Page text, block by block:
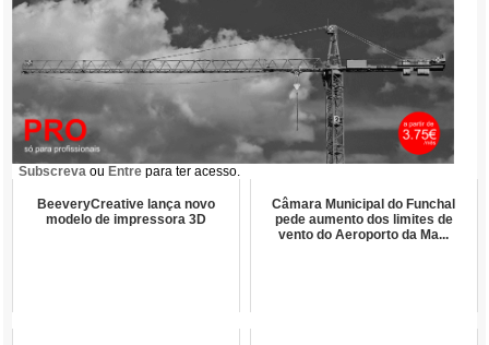
Subscreva ou Entre para ter acesso.
BeeveryCreative lança novo
modelo de impressora 3D
Câmara Municipal do Funchal
pede aumento dos limites de
vento do Aeroporto da Ma...